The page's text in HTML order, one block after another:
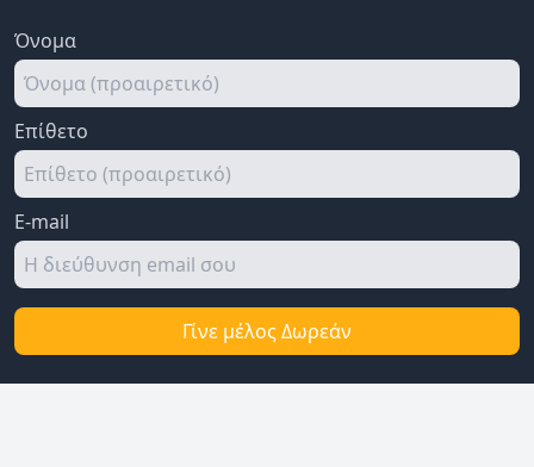
Όνομα
Επίθετο
E-mail
Γίνε μέλος Δωρεάν